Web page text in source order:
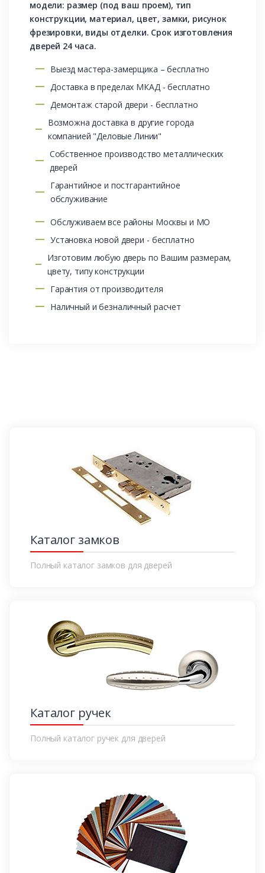
модели: размер (под ваш проем), тип
конструкции, материал, цвет, замки, рисунок
фрезировки, виды отделки. Срок изготовления
дверей 24 часа.
Выезд мастера-замерщика – бесплатно
Доставка в пределах МКАД - бесплатно
Демонтаж старой двери - бесплатно
Возможна доставка в другие города
компанией "Деловые Линии"
Собственное производство металлических
дверей
Гарантийное и постгарантийное
обслуживание
Обслуживаем все районы Москвы и МО
Установка новой двери - бесплатно
Изготовим любую дверь по Вашим размерам,
цвету, типу конструкции
Гарантия от производителя
Наличный и безналичный расчет
Каталог замков
Полный каталог замков для дверей
Каталог ручек
Полный каталог ручек для дверей